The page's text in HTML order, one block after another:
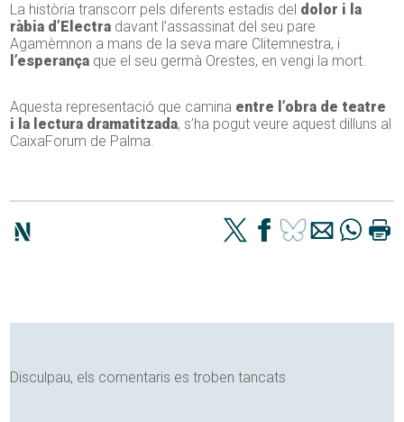
La història transcorr pels diferents estadis del dolor i la
ràbia d’Electra davant l’assassinat del seu pare
Agamèmnon a mans de la seva mare Clitemnestra, i
l’esperança que el seu germà Orestes, en vengi la mort.
Aquesta representació que camina entre l’obra de teatre
i la lectura dramatitzada, s’ha pogut veure aquest dilluns al
CaixaForum de Palma.
Disculpau, els comentaris es troben tancats